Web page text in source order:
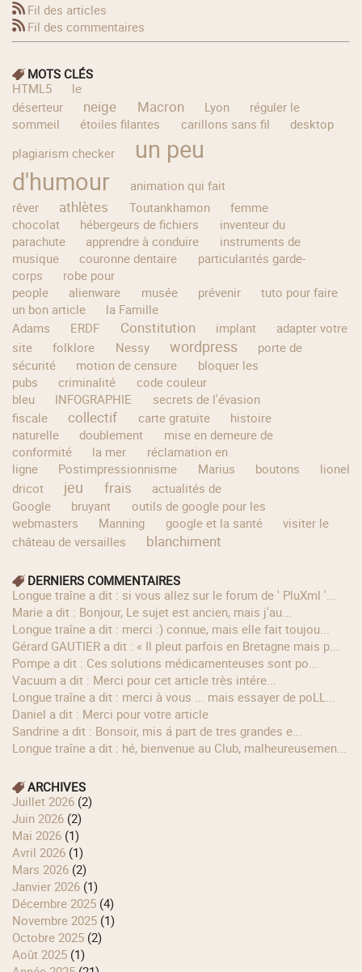
Fil des articles
Fil des commentaires
MOTS CLÉS
HTML5
le
déserteur
neige Macron Lyon
réguler le
sommeil
étoiles filantes carillons sans fil
desktop
plagiarism checker
un peu
d'humour
animation qui fait
rêver
athlètes Toutankhamon
femme
chocolat
hébergeurs de fichiers
inventeur du
parachute
apprendre à conduire
instruments de
musique
couronne dentaire
particularités garde-
corps
robe pour
people
alienware musée prévenir
tuto pour faire
un bon article
la Famille
Adams
ERDF Constitution implant
adapter votre
site
folklore Nessy wordpress
porte de
sécurité
motion de censure
bloquer les
pubs
criminalité
code couleur
bleu
INFOGRAPHIE
secrets de l'évasion
fiscale
collectif carte gratuite
histoire
naturelle
doublement
mise en demeure de
conformité
la mer
réclamation en
ligne
Postimpressionnisme Marius boutons
lionel
dricot
jeu frais
actualités de
Google
bruyant
outils de google pour les
webmasters
Manning google et la santé
visiter le
château de versailles
blanchiment
DERNIERS COMMENTAIRES
longue traîne a dit : si vous allez sur le forum de ' PluXml '...
Marie a dit : Bonjour, Le sujet est ancien, mais j'au...
longue traîne a dit : merci :) connue, mais elle fait toujou...
Gérard GAUTIER a dit : « Il pleut parfois en Bretagne mais p...
Pompe a dit : Ces solutions médicamenteuses sont po...
Vacuum a dit : Merci pour cet article très intére...
longue traîne a dit : merci à vous ... mais essayer de poLL...
Daniel a dit : Merci pour votre article
Sandrine a dit : Bonsoir, mis á part de tres grandes e...
longue traîne a dit : hé, bienvenue au Club, malheureusemen...
ARCHIVES
juillet 2026 (2)
juin 2026 (2)
mai 2026 (1)
avril 2026 (1)
mars 2026 (2)
janvier 2026 (1)
décembre 2025 (4)
novembre 2025 (1)
octobre 2025 (2)
août 2025 (1)